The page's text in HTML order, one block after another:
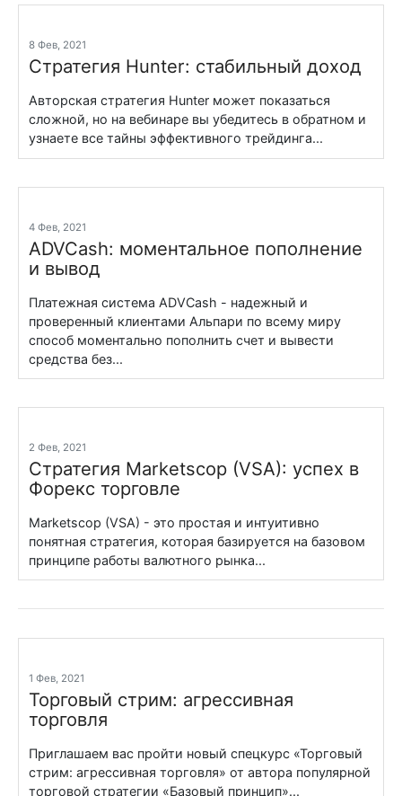
8 Фев, 2021
Стратегия Hunter: стабильный доход
Авторская стратегия Hunter может показаться
сложной, но на вебинаре вы убедитесь в обратном и
узнаете все тайны эффективного трейдинга...
4 Фев, 2021
ADVCash: моментальное пополнение
и вывод
Платежная система ADVCash - надежный и
проверенный клиентами Альпари по всему миру
способ моментально пополнить счет и вывести
средства без...
2 Фев, 2021
Стратегия Marketscop (VSA): успех в
Форекс торговле
Marketscop (VSA) - это простая и интуитивно
понятная стратегия, которая базируется на базовом
принципе работы валютного рынка...
1 Фев, 2021
Торговый стрим: агрессивная
торговля
Приглашаем вас пройти новый спецкурс «Торговый
стрим: агрессивная торговля» от автора популярной
торговой стратегии «Базовый принцип»...